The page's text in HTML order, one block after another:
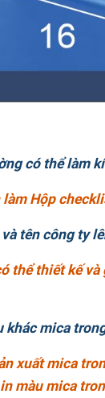
có thể làm
Hộp
tên công ty
thể thiết kế
khác mica
xuất mica
màu mica